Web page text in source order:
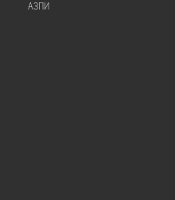
АЗПИ